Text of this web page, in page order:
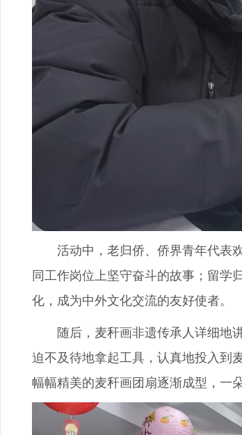
活动中，老归侨、侨界青年代表欢
同工作岗位上坚守奋斗的故事；留学
化，成为中外文化交流的友好使者。
随后，麦秆画非遗传承人详细地讲
迫不及待地拿起工具，认真地投入到
幅幅精美的麦秆画团扇逐渐成型，一